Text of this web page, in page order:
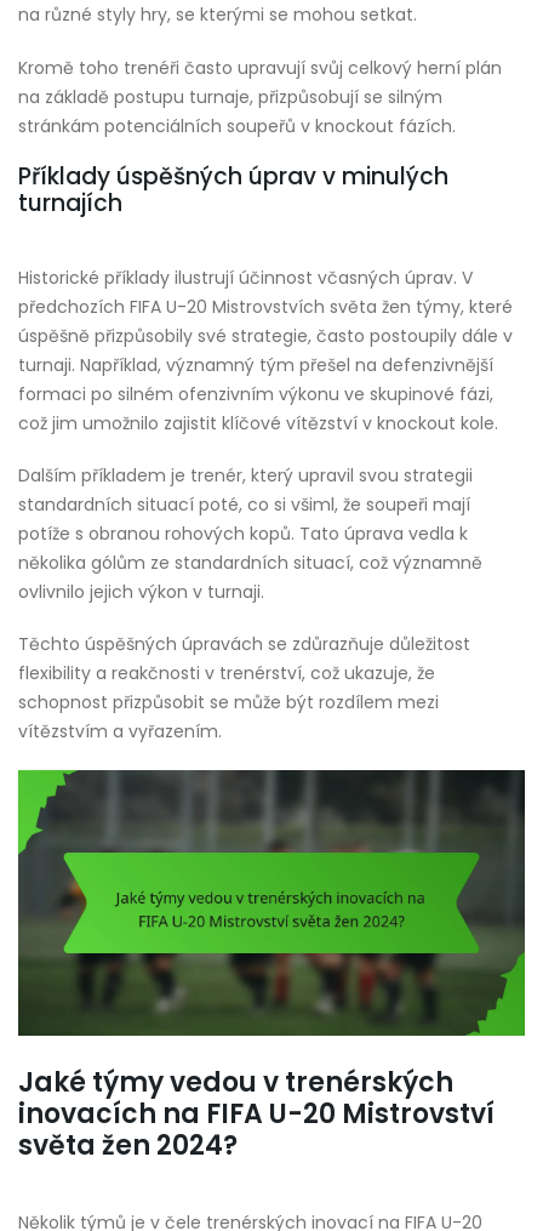
na různé styly hry, se kterými se mohou setkat.
Kromě toho trenéři často upravují svůj celkový herní plán
na základě postupu turnaje, přizpůsobují se silným
stránkám potenciálních soupeřů v knockout fázích.
Příklady úspěšných úprav v minulých
turnajích
Historické příklady ilustrují účinnost včasných úprav. V
předchozích FIFA U-20 Mistrovstvích světa žen týmy, které
úspěšně přizpůsobily své strategie, často postoupily dále v
turnaji. Například, významný tým přešel na defenzivnější
formaci po silném ofenzivním výkonu ve skupinové fázi,
což jim umožnilo zajistit klíčové vítězství v knockout kole.
Dalším příkladem je trenér, který upravil svou strategii
standardních situací poté, co si všiml, že soupeři mají
potíže s obranou rohových kopů. Tato úprava vedla k
několika gólům ze standardních situací, což významně
ovlivnilo jejich výkon v turnaji.
Těchto úspěšných úpravách se zdůrazňuje důležitost
flexibility a reakčnosti v trenérství, což ukazuje, že
schopnost přizpůsobit se může být rozdílem mezi
vítězstvím a vyřazením.
Jaké týmy vedou v trenérských
inovacích na FIFA U-20 Mistrovství
světa žen 2024?
Několik týmů je v čele trenérských inovací na FIFA U-20